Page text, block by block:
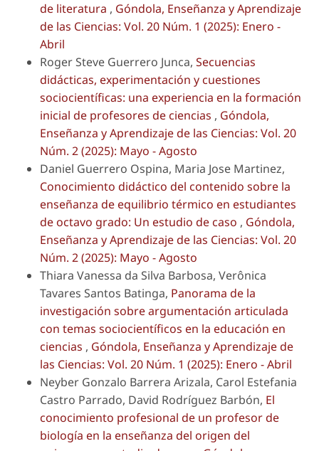
de literatura , Góndola, Enseñanza y Aprendizaje
de las Ciencias: Vol. 20 Núm. 1 (2025): Enero -
Abril
Roger Steve Guerrero Junca, Secuencias
didácticas, experimentación y cuestiones
sociocientíficas: una experiencia en la formación
inicial de profesores de ciencias , Góndola,
Enseñanza y Aprendizaje de las Ciencias: Vol. 20
Núm. 2 (2025): Mayo - Agosto
Daniel Guerrero Ospina, Maria Jose Martinez,
Conocimiento didáctico del contenido sobre la
enseñanza de equilibrio térmico en estudiantes
de octavo grado: Un estudio de caso , Góndola,
Enseñanza y Aprendizaje de las Ciencias: Vol. 20
Núm. 2 (2025): Mayo - Agosto
Thiara Vanessa da Silva Barbosa, Verônica
Tavares Santos Batinga, Panorama de la
investigación sobre argumentación articulada
con temas sociocientíficos en la educación en
ciencias , Góndola, Enseñanza y Aprendizaje de
las Ciencias: Vol. 20 Núm. 1 (2025): Enero - Abril
Neyber Gonzalo Barrera Arizala, Carol Estefania
Castro Parrado, David Rodríguez Barbón, El
conocimiento profesional de un profesor de
biología en la enseñanza del origen del